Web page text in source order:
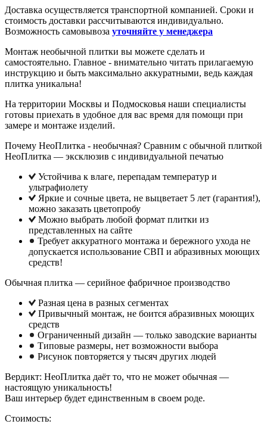
Доставка осуществляется транспортной компанией. Сроки и
стоимость доставки рассчитываются индивидуально.
Возможность самовывоза уточняйте у менеджера
Монтаж необычной плитки вы можете сделать и
самостоятельно. Главное - внимательно читать прилагаемую
инструкцию и быть максимально аккуратными, ведь каждая
плитка уникальна!
На территории Москвы и Подмосковья наши специалисты
готовы приехать в удобное для вас время для помощи при
замере и монтаже изделий.
Почему НеоПлитка - необычная? Сравним с обычной плиткой
НеоПлитка — эксклюзив с индивидуальной печатью
Устойчива к влаге, перепадам температур и
ультрафиолету
Яркие и сочные цвета, не выцветает 5 лет (гарантия!),
можно заказать цветопробу
Можно выбрать любой формат плитки из
представленных на сайте
Требует аккуратного монтажа и бережного ухода не
допускается использование СВП и абразивных моющих
средств!
Обычная плитка — серийное фабричное производство
Разная цена в разных сегментах
Привычный монтаж, не боится абразивных моющих
средств
Ограниченный дизайн — только заводские варианты
Типовые размеры, нет возможности выбора
Рисунок повторяется у тысяч других людей
Вердикт: НеоПлитка даёт то, что не может обычная —
настоящую уникальность!
Ваш интерьер будет единственным в своем роде.
Стоимость: